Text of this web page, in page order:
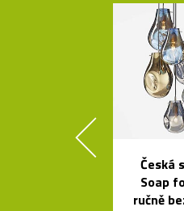
Česká
Soap
ručně